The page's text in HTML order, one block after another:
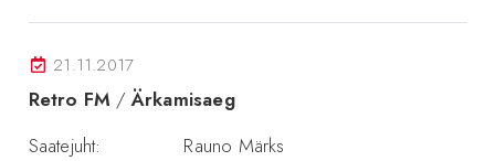
21.11.2017
Retro FM /Ärkamisaeg
Saatejuht:
Rauno Märks